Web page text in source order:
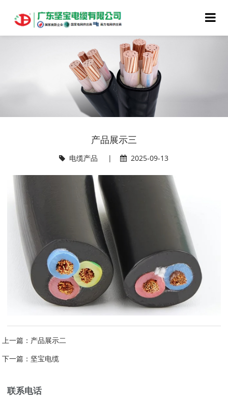
产品展示三
电缆产品 | 2025-09-13
上一篇： 产品展示二
下一篇： 坚宝电缆
联系电话